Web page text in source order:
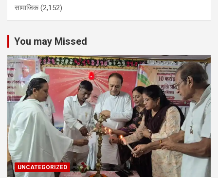
सामाजिक(2,152)
You may Missed
UNCATEGORIZED